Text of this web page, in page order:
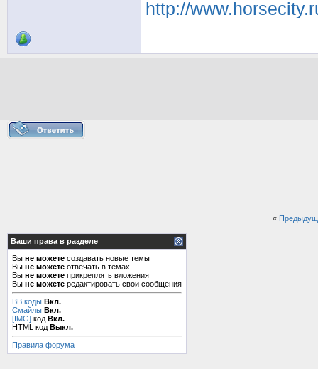
http://
«
Ваши права в разделе
Вы не можете создавать новые темы
Вы не можете отвечать в темах
Вы не можете прикреплять вложения
Вы не можете редактировать свои сообщения
BB коды Вкл.
Смайлы Вкл.
[IMG] код Вкл.
HTML код Выкл.
Правила форума